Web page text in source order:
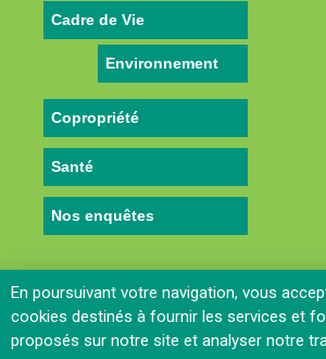
Cadre de Vie
Environnement
Copropriété
Santé
Nos enquêtes
Mentions
En poursuivant votre navigation, vous
cookies destinés à fournir les services et
proposés sur notre site et analyser notre